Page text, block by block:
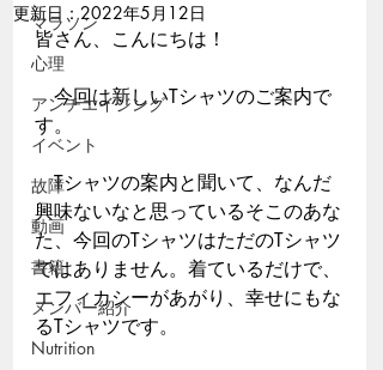
マラソン
心理
アンチエイジング
イベント
故障
動画
書籍
メンバー紹介
Nutrition
更新日：2022年5月12日
皆さん、こんにちは！
今回は新しいTシャツのご案内で
す。
Tシャツの案内と聞いて、なんだ
興味ないなと思っているそこのあな
た、今回のTシャツはただのTシャツ
ではありません。着ているだけで、
エフィカシーがあがり、幸せにもな
るTシャツです。